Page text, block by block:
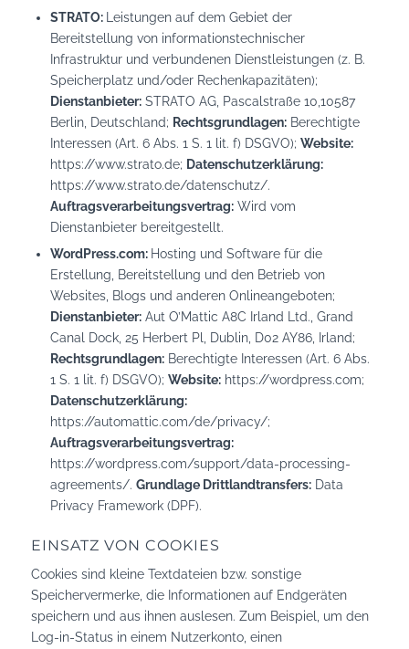
STRATO:
Leistungen auf dem Gebiet der
Bereitstellung von informationstechnischer
Infrastruktur und verbundenen Dienstleistungen (z. B.
Speicherplatz und/oder Rechenkapazitäten);
Dienstanbieter:STRATO AG, Pascalstraße 10,10587
Berlin, Deutschland; Rechtsgrundlagen:Berechtigte
Interessen (Art. 6 Abs. 1 S. 1 lit. f) DSGVO); Website:
https://www.strato.de; Datenschutzerklärung:
https://www.strato.de/datenschutz/.
Auftragsverarbeitungsvertrag:Wird vom
Dienstanbieter bereitgestellt.
WordPress.com: Hosting und Software für die
Erstellung, Bereitstellung und den Betrieb von
Websites, Blogs und anderen Onlineangeboten;
Dienstanbieter:Aut O’Mattic A8C Irland Ltd., Grand
Canal Dock, 25 Herbert Pl, Dublin, D02 AY86, Irland;
Rechtsgrundlagen:Berechtigte Interessen (Art. 6 Abs.
1 S. 1 lit. f) DSGVO); Website: https://wordpress.com;
Datenschutzerklärung:
https://automattic.com/de/privacy/;
Auftragsverarbeitungsvertrag:
https://wordpress.com/support/data-processing-
agreements/. Grundlage Drittlandtransfers:Data
Privacy Framework (DPF).
EINSATZ VON COOKIES
Cookies sind kleine Textdateien bzw. sonstige
Speichervermerke, die Informationen auf Endgeräten
speichern und aus ihnen auslesen. Zum Beispiel, um den
Log-in-Status in einem Nutzerkonto, einen